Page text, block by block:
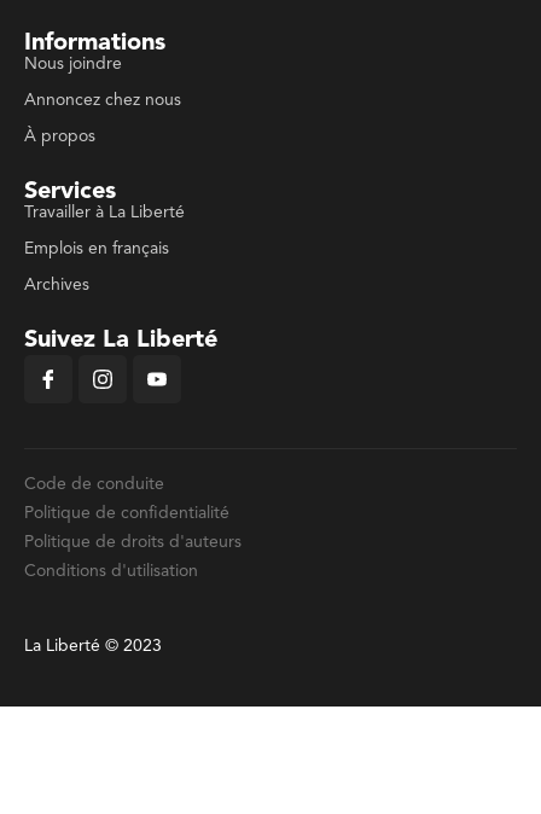
Informations
Nous joindre
Annoncez chez nous
À propos
Services
Travailler à La Liberté
Emplois en français
Archives
Suivez La Liberté
Code de conduite
Politique de confidentialité
Politique de droits d'auteurs
Conditions d'utilisation
La Liberté © 2023